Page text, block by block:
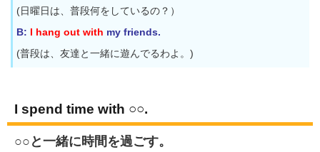
(日曜日は、普段何をしているの？）
B: I hang out with my friends.
(普段は、友達と一緒に遊んでるわよ。)
I spend time with ○○.
○○と一緒に時間を過ごす。